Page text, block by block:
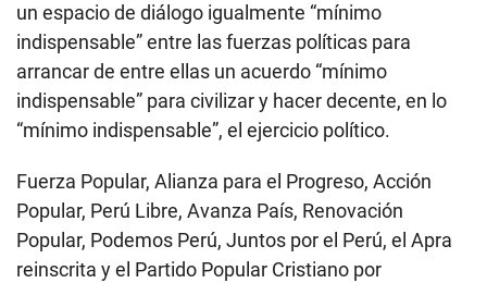
un espacio de diálogo igualmente “mínimo
indispensable” entre las fuerzas políticas para
arrancar de entre ellas un acuerdo “mínimo
indispensable” para civilizar y hacer decente, en lo
“mínimo indispensable”, el ejercicio político.
Fuerza Popular, Alianza para el Progreso, Acción
Popular, Perú Libre, Avanza País, Renovación
Popular, Podemos Perú, Juntos por el Perú, el Apra
reinscrita y el Partido Popular Cristiano por